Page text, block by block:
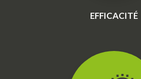
EFFICACITÉ